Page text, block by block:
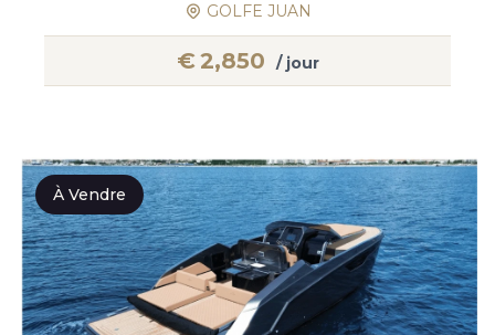
GOLFE JUAN
€2,850 / jour
À Vendre